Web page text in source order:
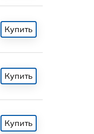
Купить
Купить
Купить